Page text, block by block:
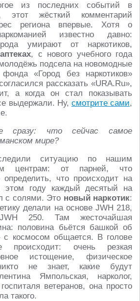
из последних событий в
этот жёсткий комментарий
региона впервые. Хотя о
известно давно:
умирают от наркотиков,
, с нового учебного года
подсела на новомодные
«Город без наркотиков»
рассказать «URA.Ru»,
а когда он стал показывать
выдержали. Ну, смотрите сами,
сразу: что сейчас самое
мире?
ситуацию по нашим
центрам: от парней, что
что происходит на
году каждый десятый на
с солями. Это новый наркотик:
делали на основе JWH 218,
250. Там жесточайшая
половина бьётся башкой об
с космосом общается. В голове
происходит: очень резкая
истощение, физическое
не знает, какие будут
Ямпольская, нарколог,
ветеранов, она просто
такого.